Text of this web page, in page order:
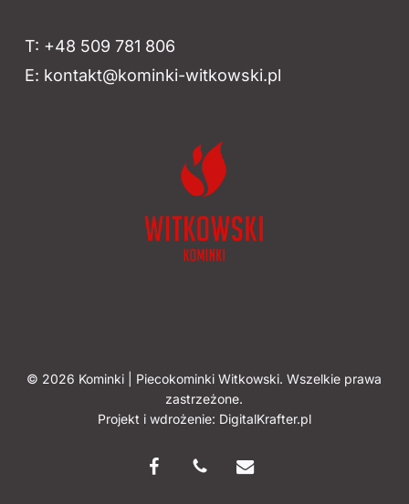
T: +48 509 781 806
E: kontakt@kominki-witkowski.pl
© 2026 Kominki | Piecokominki Witkowski. Wszelkie prawa
zastrzeżone.
Projekt i wdrożenie: DigitalKrafter.pl
facebookphone email